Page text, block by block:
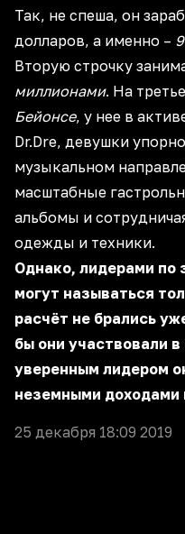
Так, не спеша, он
долларов, а именно –
Вторую строчку
миллионами. На
Бейонсе, у нее в
Dr.Dre, девушки
музыкальном
масштабные
альбомы и
одежды и техники.
Однако, лидерами по
могут называться
расчёт не брались
бы они участвовали
уверенным лидером
неземными доходами
25 декабря 18:09 2019